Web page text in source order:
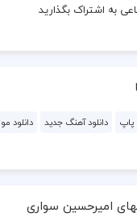
بی تو رو به راه نمیشه خب قلبم
به اشتراک بگذارید
پاپ دانلود آهنگ جدید دانلود
امیرحسین سواری